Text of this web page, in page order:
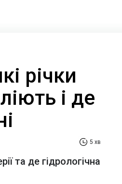
річки
і де
5 хв
та де гідрологічна